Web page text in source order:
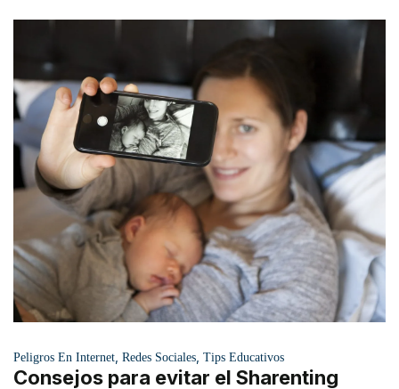
Peligros En Internet Redes Sociales Tips Educativos
Consejos para evitar el Sharenting